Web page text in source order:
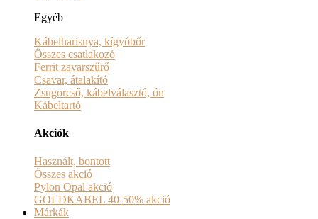
Egyéb
Kábelharisnya, kígyóbőr
Összes csatlakozó
Ferrit zavarszűrő
Csavar, átalakító
Zsugorcső, kábelválasztó, ón
Kábeltartó
Akciók
Használt, bontott
Összes akció
Pylon Opal akció
GOLDKABEL 40-50% akció
Márkák